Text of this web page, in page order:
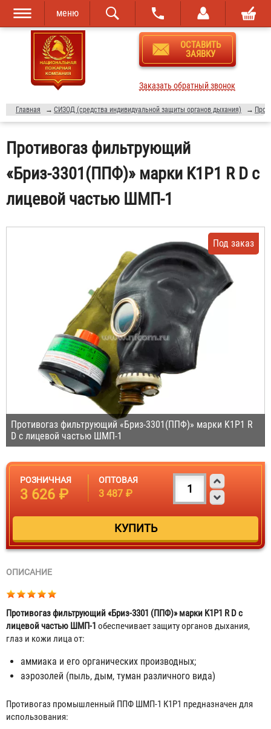
Перейти к
основному
содержанию
Skip to
navigation
меню
ОСТАВИТЬ
ЗАЯВКУ
Заказать обратный звонок
Главная → СИЗОД (средства индивидуальной защиты органов дыхания) →
Противогаз фильтрующий
«Бриз-3301(ППФ)» марки K1P1 R D с
лицевой частью ШМП-1
Противогаз фильтрующий «Бриз-3301(ППФ)» марки K1P1 R
D с лицевой частью ШМП-1
Под заказ
РОЗНИЧНАЯ
3 626 ₽
ОПТОВАЯ
3 487 ₽
ОПИСАНИЕ
Противогаз фильтрующий «Бриз-3301 (ППФ)» марки K1P1 R D с
лицевой частью ШМП-1 обеспечивает защиту органов дыхания,
глаз и кожи лица от:
аммиака и его органических производных;
аэрозолей (пыль, дым, туман различного вида)
Противогаз промышленный ППФ ШМП-1 К1P1 предназначен для
использования: